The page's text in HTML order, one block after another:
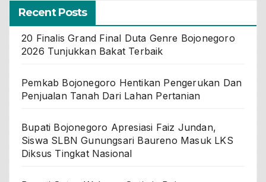
Recent Posts
20 Finalis Grand Final Duta Genre Bojonegoro
2026 Tunjukkan Bakat Terbaik
Pemkab Bojonegoro Hentikan Pengerukan Dan
Penjualan Tanah Dari Lahan Pertanian
Bupati Bojonegoro Apresiasi Faiz Jundan,
Siswa SLBN Gunungsari Baureno Masuk LKS
Diksus Tingkat Nasional